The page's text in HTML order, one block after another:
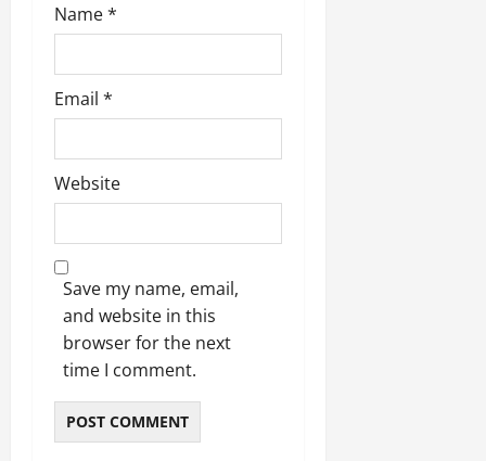
Name*
Email *
Website
Save my name, email,
and website in this
browser for the next
time I comment.